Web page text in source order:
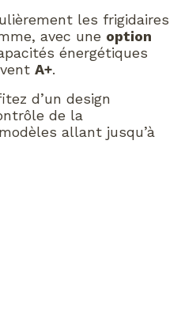
les frigidaires
avec une option
énergétiques
A+.
d’un design
de la
allant jusqu’à